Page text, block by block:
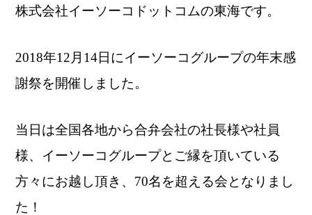
株式会社イーソーコドットコムの東海です。
2018年12月14日にイーソーコグループの年末感
謝祭を開催しました。
当日は全国各地から合弁会社の社長様や社員
様、イーソーコグループとご縁を頂いている
方々にお越し頂き、70名を超える会となりまし
た！